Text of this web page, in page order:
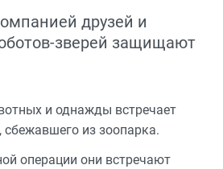
друзей и
зверей защищают
и однажды встречает
сбежавшего из зоопарка.
операции они встречают